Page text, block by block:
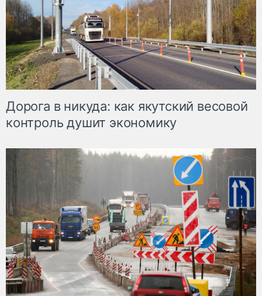
Дорога в никуда: как якутский весовой
контроль душит экономику